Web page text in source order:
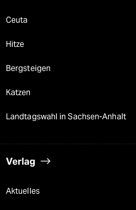
Ceuta
Hitze
Bergsteigen
Katzen
Landtagswahl in Sachsen-Anhalt
Verlag
Aktuelles